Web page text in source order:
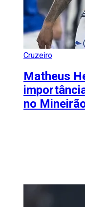
Cruzeiro
Matheus
no